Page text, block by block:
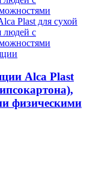
Alca Plast
физическими